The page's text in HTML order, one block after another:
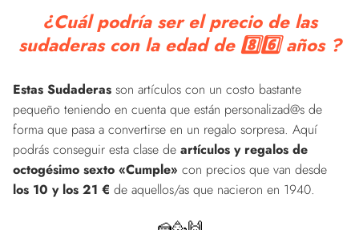
¿Cuál podría ser el precio de las
sudaderas con la edad de 8️⃣6️⃣ años ?
Estas Sudaderas son artículos con un costo bastante
pequeño teniendo en cuenta que están personalizad@s de
forma que pasa a convertirse en un regalo sorpresa. Aquí
podrás conseguir esta clase de artículos y regalos de
octogésimo sexto «Cumple» con precios que van desde
los 10 y los 21 € de aquellos/as que nacieron en 1940.